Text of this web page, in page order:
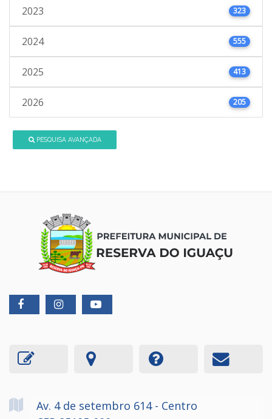
2023 323
2024 555
2025 413
2026 205
PESQUISA AVANÇADA
Av. 4 de setembro 614 - Centro